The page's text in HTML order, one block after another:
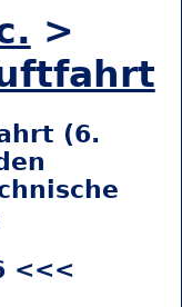
>
(6.
<<<